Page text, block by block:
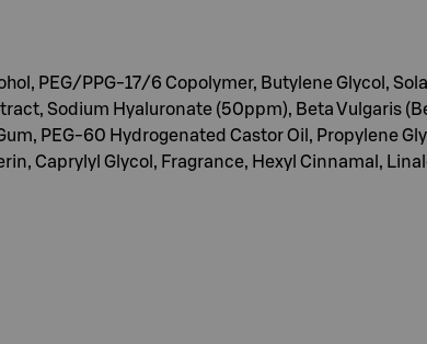
PEG/PPG-17/6 Copolymer, Butylene Glycol,
Sodium Hyaluronate (50ppm), Beta Vulgaris
PEG-60 Hydrogenated Castor Oil, Propylene
Caprylyl Glycol, Fragrance, Hexyl Cinnamal,